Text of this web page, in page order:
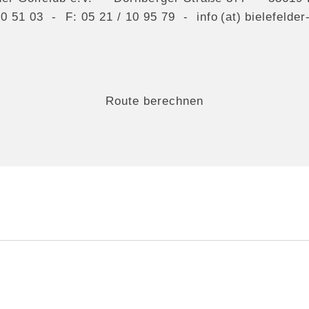
51 03 - F: 05 21 / 10 95 79 - info (at)
Route berechnen